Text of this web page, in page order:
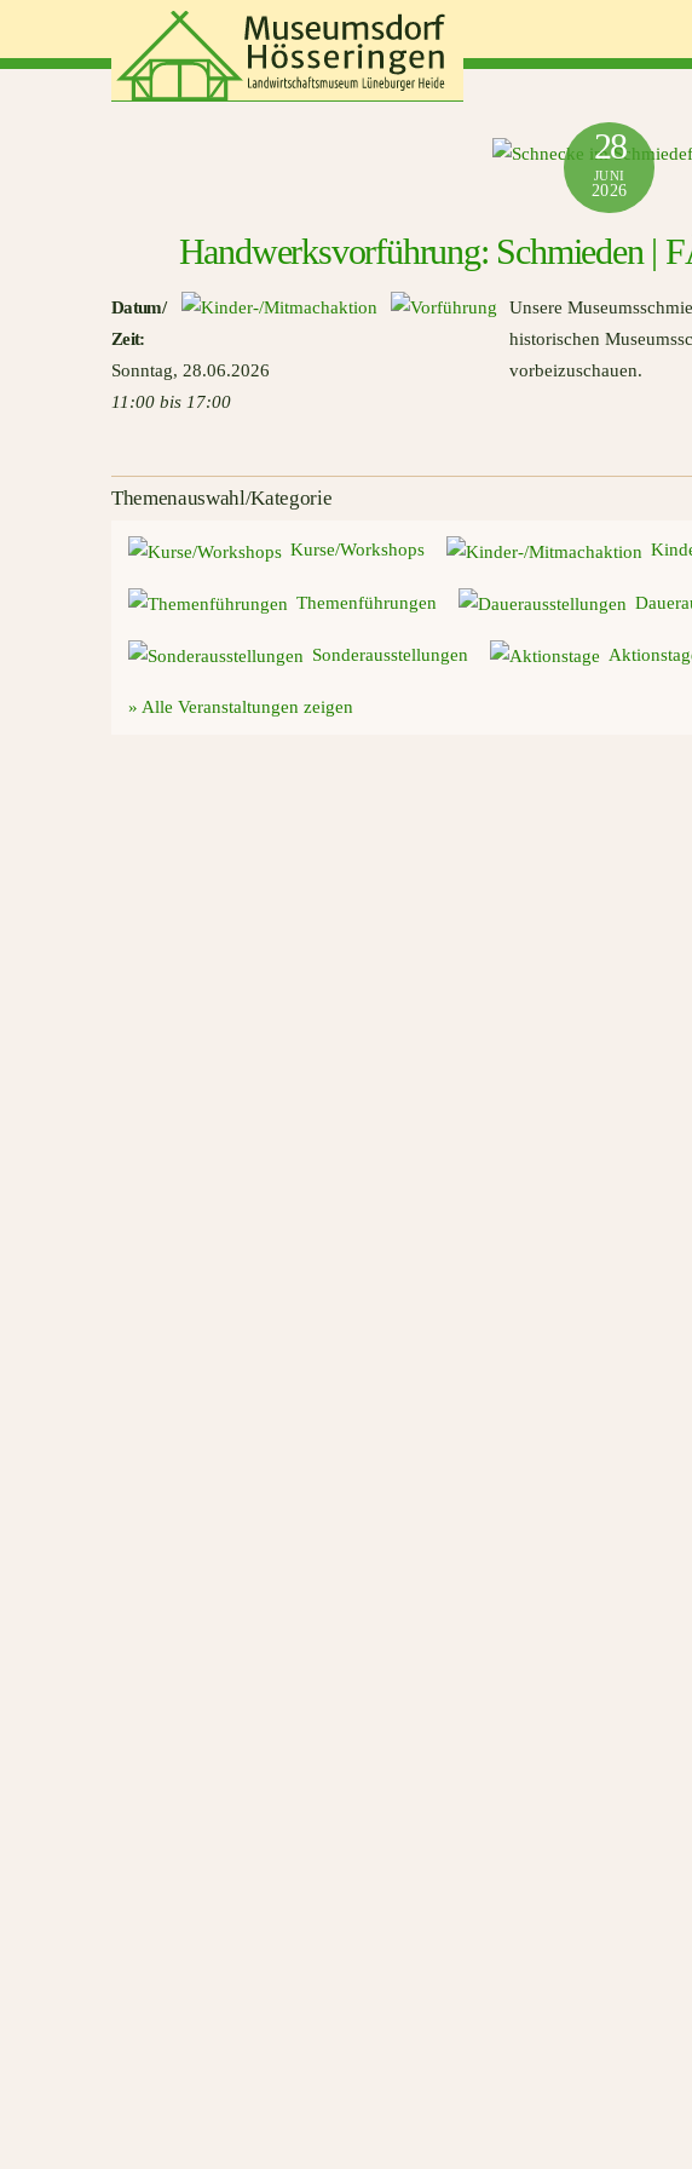
28
JUNI
2026
Handwerksvorführung: Schmieden |
Unsere
historischen
vorbeizuschauen.
Datum/
Zeit:
Sonntag, 28.06.2026
11:00 bis 17:00
Themenauswahl/Kategorie
Kurse/Workshops
Themenführungen
Sonderausstellungen
» Alle Veranstaltungen zeigen